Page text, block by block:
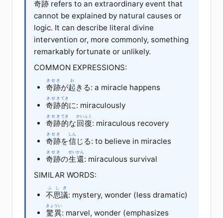
奇跡 refers to an extraordinary event that
cannot be explained by natural causes or
logic. It can describe literal divine
intervention or, more commonly, something
remarkably fortunate or unlikely.
COMMON EXPRESSIONS:
奇跡
きせき
が起
お
きる: a miracle happens
奇跡
きせき
的
てき
に: miraculously
奇跡
きせき
的
てき
な回復
かいふく
: miraculous recovery
奇跡
きせき
を信
しん
じる: to believe in miracles
奇跡
きせき
の生還
せいかん
: miraculous survival
SIMILAR WORDS:
不思議
ふしぎ
: mystery, wonder (less dramatic)
驚異
きょうい
: marvel, wonder (emphasizes